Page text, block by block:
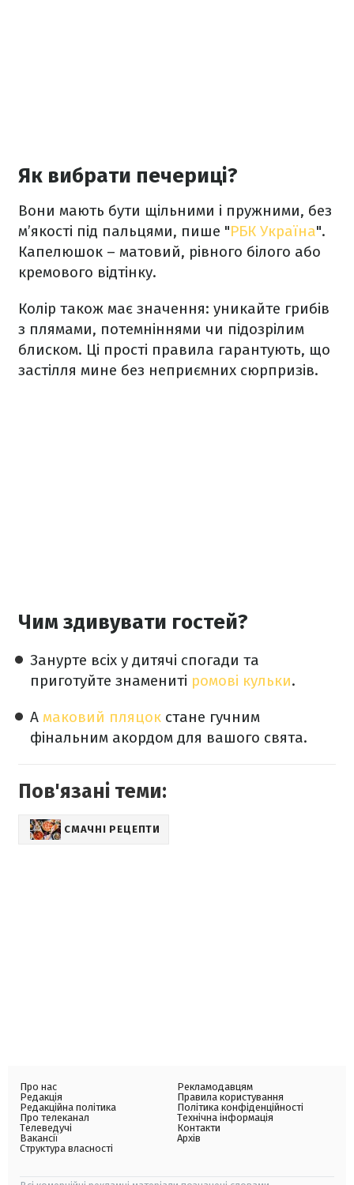
Як вибрати печериці?
Вони мають бути щільними і пружними, без
м’якості під пальцями, пише "РБК Україна".
Капелюшок – матовий, рівного білого або
кремового відтінку.
Колір також має значення: уникайте грибів
з плямами, потемніннями чи підозрілим
блиском. Ці прості правила гарантують, що
застілля мине без неприємних сюрпризів.
Чим здивувати гостей?
Занурте всіх у дитячі спогади та
приготуйте знамениті ромові кульки.
А маковий пляцок стане гучним
фінальним акордом для вашого свята.
Пов'язані теми:
СМАЧНІ РЕЦЕПТИ
Про нас
Редакція
Редакційна політика
Про телеканал
Телеведучі
Вакансії
Структура власності
Рекламодавцям
Правила користування
Політика конфіденційності
Технічна інформація
Контакти
Архів